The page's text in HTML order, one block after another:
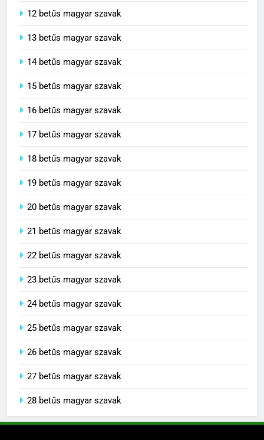
12 betűs magyar szavak
13 betűs magyar szavak
14 betűs magyar szavak
15 betűs magyar szavak
16 betűs magyar szavak
17 betűs magyar szavak
18 betűs magyar szavak
19 betűs magyar szavak
20 betűs magyar szavak
21 betűs magyar szavak
22 betűs magyar szavak
23 betűs magyar szavak
24 betűs magyar szavak
25 betűs magyar szavak
26 betűs magyar szavak
27 betűs magyar szavak
28 betűs magyar szavak